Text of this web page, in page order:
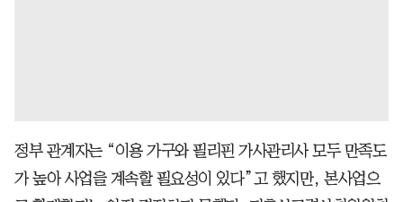
정부 관계자는 “이용 가구와 필리핀 가사관리사 모두 만족도
가 높아 사업을 계속할 필요성이 있다”고 했지만, 본사업으